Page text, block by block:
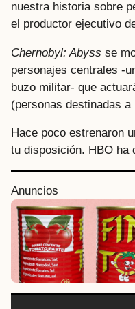
nuestra historia sobre
el productor ejecutivo
Chernobyl: Abyss se
personajes centrales -
buzo militar- que
(personas destinadas
Hace poco estrenaron
tu disposición. HBO ha
Anuncios